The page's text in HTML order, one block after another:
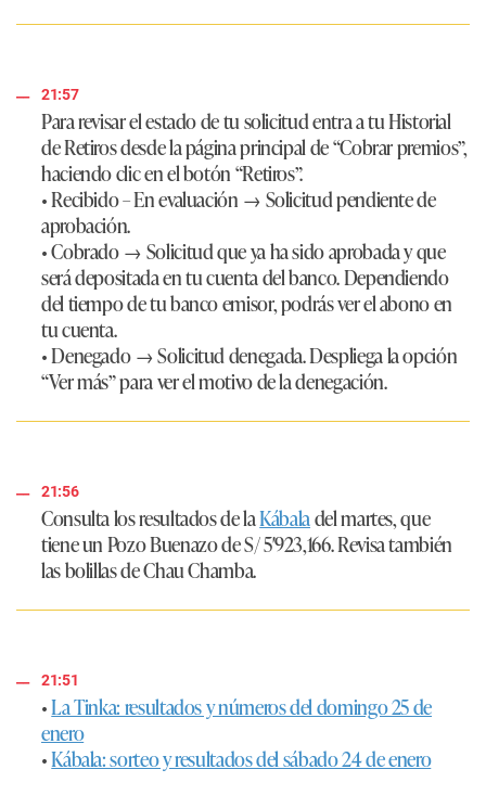
21:57
Para revisar el estado de tu solicitud entra a tu Historial
de Retiros desde la página principal de “Cobrar premios”,
haciendo clic en el botón “Retiros”.
•Recibido– En evaluación → Solicitud pendiente de
aprobación.
•Cobrado→ Solicitud que ya ha sido aprobada y que
será depositada en tu cuenta del banco. Dependiendo
del tiempo de tu banco emisor, podrás ver el abono en
tu cuenta.
•Denegado→ Solicitud denegada. Despliega la opción
“Ver más” para ver el motivo de la denegación.
21:56
Consulta los resultados de laKábaladel martes, que
tiene un Pozo Buenazo deS/ 5′923,166.Revisa también
las bolillas de Chau Chamba.
21:51
•La Tinka: resultados y números del domingo 25 de
enero
•Kábala: sorteo y resultados del sábado 24 de enero